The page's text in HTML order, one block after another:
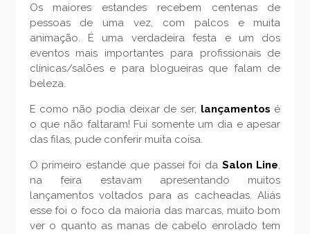
Os maiores estandes recebem centenas de
pessoas de uma vez, com palcos e muita
animação. É uma verdadeira festa e um dos
eventos mais importantes para profissionais de
clínicas/salões e para blogueiras que falam de
beleza.
E como não podia deixar de ser, lançamentos é
o que não faltaram! Fui somente um dia e apesar
das filas, pude conferir muita coisa.
O primeiro estande que passei foi da Salon Line,
na feira estavam apresentando muitos
lançamentos voltados para as cacheadas. Aliás
esse foi o foco da maioria das marcas, muito bom
ver o quanto as manas de cabelo enrolado tem